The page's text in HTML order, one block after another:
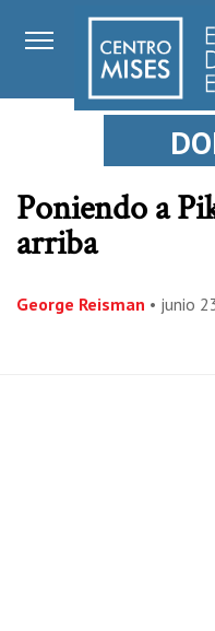
Poniendo a
arriba
George Reisman • junio